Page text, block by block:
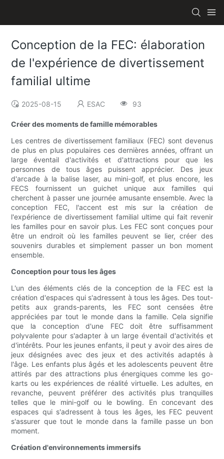
Conception de la FEC: élaboration
de l'expérience de divertissement
familial ultime
2025-08-15 ESAC 93
Créer des moments de famille mémorables
Les centres de divertissement familiaux (FEC) sont devenus
de plus en plus populaires ces dernières années, offrant un
large éventail d'activités et d'attractions pour que les
personnes de tous âges puissent apprécier. Des jeux
d'arcade à la balise laser, au mini-golf, et plus encore, les
FECS fournissent un guichet unique aux familles qui
cherchent à passer une journée amusante ensemble. Avec la
conception FEC, l'accent est mis sur la création de
l'expérience de divertissement familial ultime qui fait revenir
les familles pour en savoir plus. Les FEC sont conçues pour
être un endroit où les familles peuvent se lier, créer des
souvenirs durables et simplement passer un bon moment
ensemble.
Conception pour tous les âges
L'un des éléments clés de la conception de la FEC est la
création d'espaces qui s'adressent à tous les âges. Des tout-
petits aux grands-parents, les FEC sont censées être
appréciées par tout le monde dans la famille. Cela signifie
que la conception d'une FEC doit être suffisamment
polyvalente pour s'adapter à un large éventail d'activités et
d'intérêts. Pour les jeunes enfants, il peut y avoir des aires de
jeux désignées avec des jeux et des activités adaptés à
l'âge. Les enfants plus âgés et les adolescents peuvent être
attirés par des attractions plus énergiques comme les go-
karts ou les expériences de réalité virtuelle. Les adultes, en
revanche, peuvent préférer des activités plus tranquilles
telles que le mini-golf ou le bowling. En concevant des
espaces qui s'adressent à tous les âges, les FEC peuvent
s'assurer que tout le monde dans la famille passe un bon
moment.
Création d'environnements immersifs